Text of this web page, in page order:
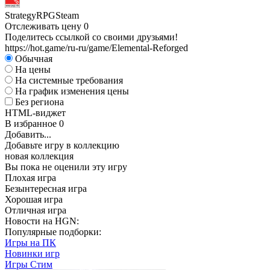
StrategyRPGSteam
Отслеживать цену 0
Поделитесь ссылкой со своими друзьями!
https://hot.game/ru-ru/game/Elemental-Reforged
Обычная
На цены
На системные требования
На график изменения цены
Без региона
HTML-виджет
В избранное 0
Добавить...
Добавьте игру в коллекцию
новая коллекция
Вы пока не оценили эту игру
Плохая игра
Безынтересная игра
Хорошая игра
Отличная игра
Новости на HGN:
Популярные подборки:
Игры на ПК
Новинки игр
Игры Стим